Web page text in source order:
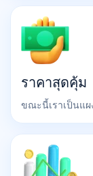
ราคาสุดคุ้ม
ขณะนี้เราเป็นแผ